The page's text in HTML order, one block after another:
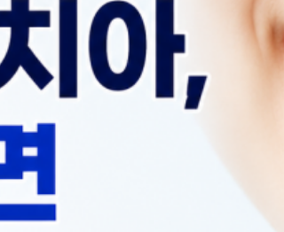
몸이 많이 보이는 경우도 있습니다 치아가 아래로
이 내려와 있거나 위앞니의 배열과 위치가 정상보
아래쪽으로 형성된 경우에는 웃을 때 치아와 함께
몸도 많이 드러나 보일 수 있습니다.